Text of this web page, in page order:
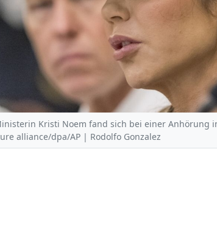
Kristi Noem fand sich bei einer Anhörung
alliance/dpa/AP | Rodolfo Gonzalez